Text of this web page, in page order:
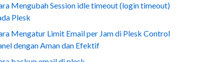
Mengubah Session idle timeout (login timeout)
Plesk
Mengatur Limit Email per Jam di Plesk Control
dengan Aman dan Efektif